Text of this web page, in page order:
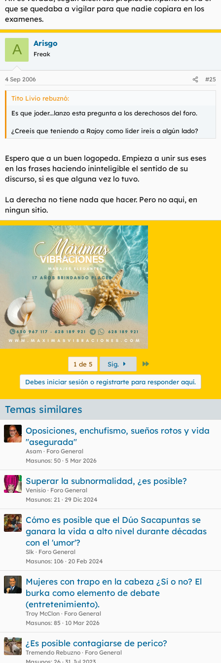
Rajoy te puede caer, mal o fatal. Pero lo que no puedes
zopenco que tenemos ahora. No en vano, se sacó las
oposiciones de registrador de la propiedad, en cambio ZP
no ha dado un palo al agua es su puta vida, no es más que
un parásito de partido.
ZP entró con 22 años como profesor ayudante de Derecho en
que se quedaba a vigilar para que nadie copiara en los
examenes.
A Arisgo
Freak
4 Sep 2006 #25
Tito Livio rebuznó:
Es que joder...lanzo esta pregunta a los derechosos del foro.
¿Creeis que teniendo a Rajoy como lider ireis a algún lado?
Espero que a un buen logopeda. Empieza a unir sus eses
en las frases haciendo ininteligible el sentido de su
discurso, si es que alguna vez lo tuvo.
La derecha no tiene nada que hacer. Pero no aqui, en
ningun sitio.
1 de 5 Sig.
Debes iniciar sesión o registrarte para responder aquí.
Temas similares
Oposiciones, enchufismo, sueños rotos y vida
"asegurada"
Asam
Foro General
Masunos 50 5 Mar 2026
Superar la subnormalidad, ¿es posible?
Venisio
Foro General
Masunos 21 29 Dic 2024
Cómo es posible que el Dúo Sacapuntas se
ganara la vida a alto nivel durante décadas
con el 'umor'?
Slk
Foro General
Masunos 106 20 Feb 2024
Mujeres con trapo en la cabeza ¿Sí o no? El
burka como elemento de debate
(entretenimiento).
Troy McClon
Foro General
Masunos 85 10 Mar 2026
¿Es posible contagiarse de perico?
Tremendo Rebuzno
Foro General
Masunos 26 31 Jul 2023